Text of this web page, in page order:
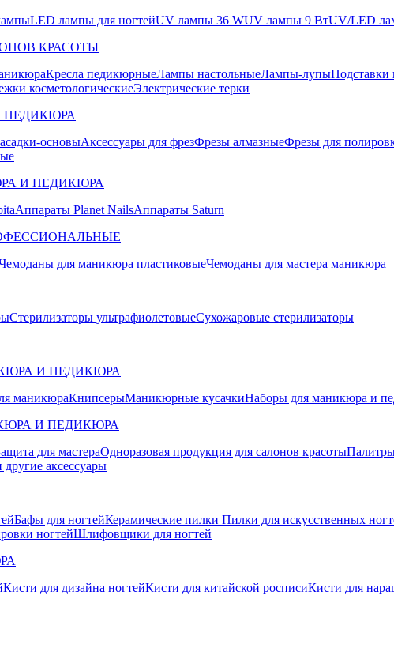
LED лампы для ногтейUV лампы 36 WUV лампы 9 ВтUV/LED
КРАСОТЫ
Кресла педикюрныеЛампы настольныеЛампы-лупыПодставки
косметологическиеЭлектрические терки
ПЕДИКЮРА
основыАксессуары для фрезФрезы алмазныеФрезы для
И ПЕДИКЮРА
Аппараты Planet NailsАппараты Saturn
для маникюра пластиковыеЧемоданы для мастера маникюра
Стерилизаторы ультрафиолетовыеСухожаровые стерилизаторы
И ПЕДИКЮРА
маникюраКнипсерыМаникюрные кусачкиНаборы для маникюра и
И ПЕДИКЮРА
для мастераОдноразовая продукция для салонов красоты
аксессуары
Бафы для ногтейКерамические пилки Пилки для искусственных
ногтейШлифовщики для ногтей
Кисти для дизайна ногтейКисти для китайской росписиКисти для